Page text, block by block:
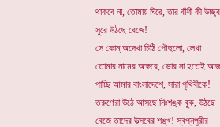
থাকবে না, তোমায় ঘিরে, তার বাঁশী কী
সুরে উঠছে বেজে!
সে কোন্ অদেখা চিঠি পৌছলো, লেখা
তোমার নামের অক্ষরে, ভোর না হতেই আজ
পাচ্ছি আমার বাংলাদেশে, সারা পৃথিবীকে!
তরুণেরা উঠে আসছে নিঃশঙ্ক বুক, উঠছে
বেজে তাদের উত্সবের শঙ্খ! স্বপ্নপুরীর